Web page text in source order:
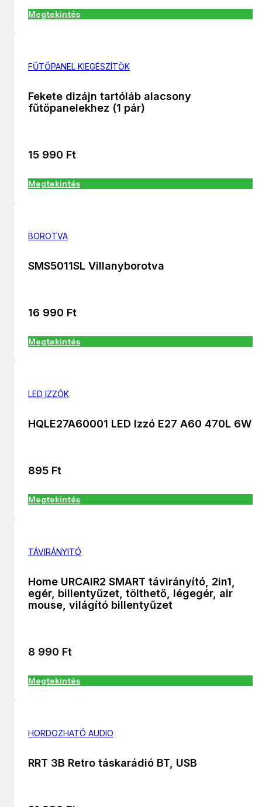
Megtekintés
FŰTŐPANEL KIEGÉSZÍTŐK
Fekete dizájn tartóláb alacsony
fűtőpanelekhez (1 pár)
15 990 Ft
Megtekintés
BOROTVA
SMS5011SL Villanyborotva
16 990 Ft
Megtekintés
LED IZZÓK
HQLE27A60001 LED Izzó E27 A60 470L 6W
895 Ft
Megtekintés
TÁVIRÁNYITÓ
Home URCAIR2 SMART távirányító, 2in1,
egér, billentyűzet, tölthető, légegér, air
mouse, világító billentyűzet
8 990 Ft
Megtekintés
HORDOZHATÓ AUDIO
RRT 3B Retro táskarádió BT, USB